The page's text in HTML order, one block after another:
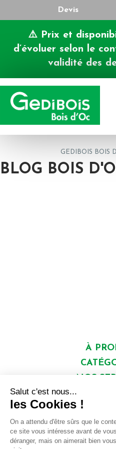
Devis
⚠️ Prix et
d’évoluer selon le
validité des
GEDIBOIS BOIS
BLOG BOIS
À
NOS
NOS
à notre